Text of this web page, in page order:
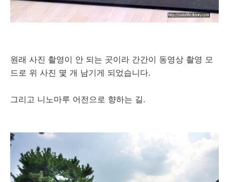
원래 사진 촬영이 안 되는 곳이라 간간이 동영상 촬영 모
드로 위 사진 몇 개 남기게 되었습니다.
그리고 니노마루 어전으로 향하는 길.